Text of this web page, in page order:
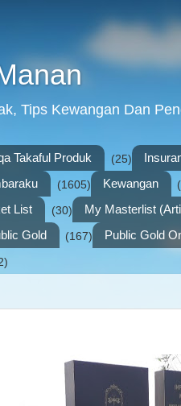
Tips Kewangan Dan
Takaful Produk (25)
(1605) Kewangan
List (30) My Masterlist
Gold (167) Public Gold